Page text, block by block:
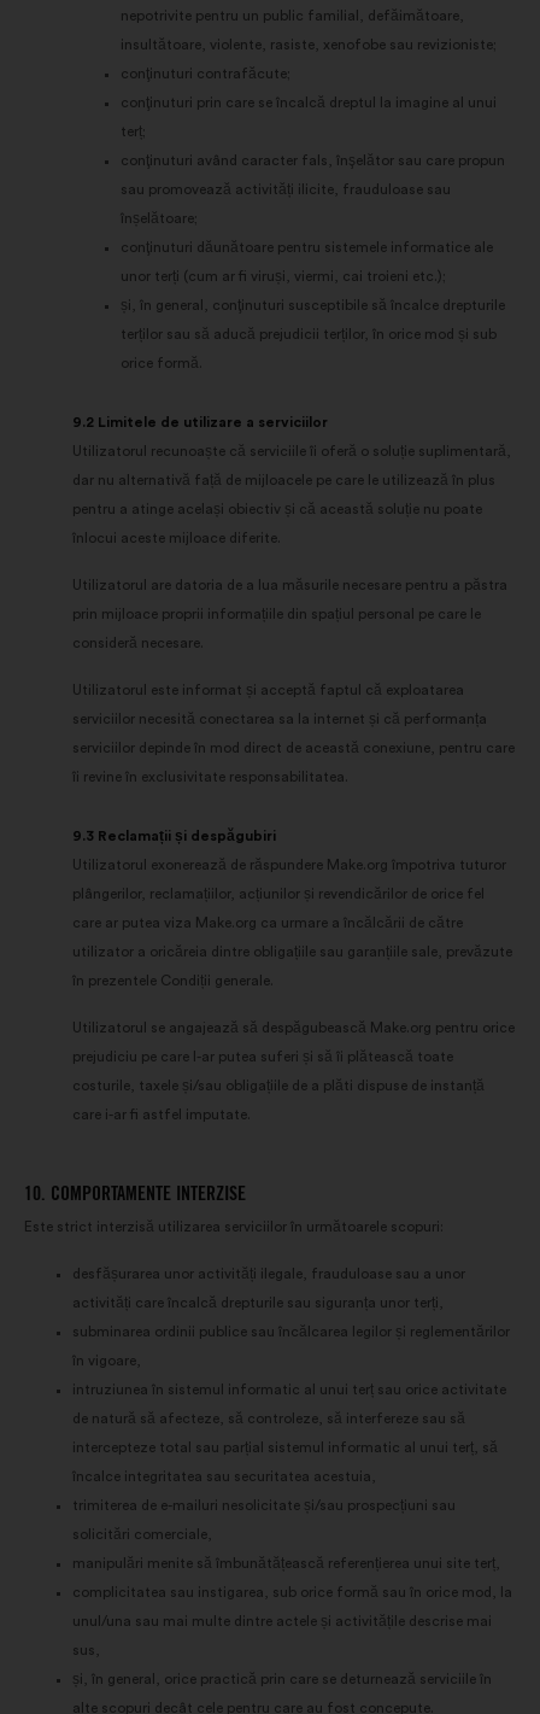
nepotrivite pentru un public familial, defăimătoare,
insultătoare, violente, rasiste, xenofobe sau revizioniste;
conţinuturi contrafăcute;
conţinuturi prin care se încalcă dreptul la imagine al unui
terț;
conţinuturi având caracter fals, înşelător sau care propun
sau promovează activități ilicite, frauduloase sau
înșelătoare;
conţinuturi dăunătoare pentru sistemele informatice ale
unor terți (cum ar fi viruși, viermi, cai troieni etc.);
și, în general, conţinuturi susceptibile să încalce drepturile
terților sau să aducă prejudicii terților, în orice mod și sub
orice formă.
9.2 Limitele de utilizare a serviciilor
Utilizatorul recunoaște că serviciile îi oferă o soluție suplimentară,
dar nu alternativă față de mijloacele pe care le utilizează în plus
pentru a atinge același obiectiv și că această soluție nu poate
înlocui aceste mijloace diferite.
Utilizatorul are datoria de a lua măsurile necesare pentru a păstra
prin mijloace proprii informațiile din spațiul personal pe care le
consideră necesare.
Utilizatorul este informat și acceptă faptul că exploatarea
serviciilor necesită conectarea sa la internet și că performanța
serviciilor depinde în mod direct de această conexiune, pentru care
îi revine în exclusivitate responsabilitatea.
9.3 Reclamații și despăgubiri
Utilizatorul exonerează de răspundere Make.org împotriva tuturor
plângerilor, reclamațiilor, acțiunilor și revendicărilor de orice fel
care ar putea viza Make.org ca urmare a încălcării de către
utilizator a oricăreia dintre obligațiile sau garanțiile sale, prevăzute
în prezentele Condiții generale.
Utilizatorul se angajează să despăgubească Make.org pentru orice
prejudiciu pe care l-ar putea suferi și să îi plătească toate
costurile, taxele și/sau obligațiile de a plăti dispuse de instanță
care i-ar fi astfel imputate.
10. COMPORTAMENTE INTERZISE
Este strict interzisă utilizarea serviciilor în următoarele scopuri:
desfășurarea unor activități ilegale, frauduloase sau a unor
activități care încalcă drepturile sau siguranța unor terți,
subminarea ordinii publice sau încălcarea legilor și reglementărilor
în vigoare,
intruziunea în sistemul informatic al unui terț sau orice activitate
de natură să afecteze, să controleze, să interfereze sau să
intercepteze total sau parțial sistemul informatic al unui terț, să
încalce integritatea sau securitatea acestuia,
trimiterea de e-mailuri nesolicitate și/sau prospecțiuni sau
solicitări comerciale,
manipulări menite să îmbunătățească referențierea unui site terț,
complicitatea sau instigarea, sub orice formă sau în orice mod, la
unul/una sau mai multe dintre actele și activitățile descrise mai
sus,
și, în general, orice practică prin care se deturnează serviciile în
alte scopuri decât cele pentru care au fost concepute.